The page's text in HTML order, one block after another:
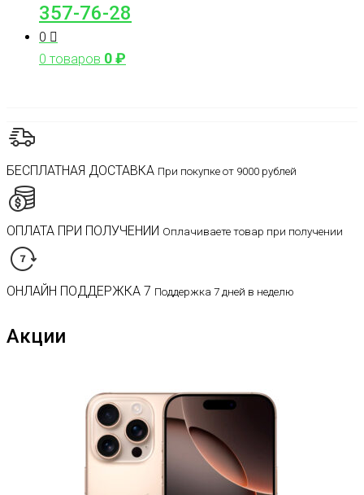
357-76-28
0
0 товаров 0₽
БЕСПЛАТНАЯ ДОСТАВКА При покупке от 9000 рублей
ОПЛАТА ПРИ ПОЛУЧЕНИИ Оплачиваете товар при получении
ОНЛАЙН ПОДДЕРЖКА 7 Поддержка 7 дней в неделю
Акции